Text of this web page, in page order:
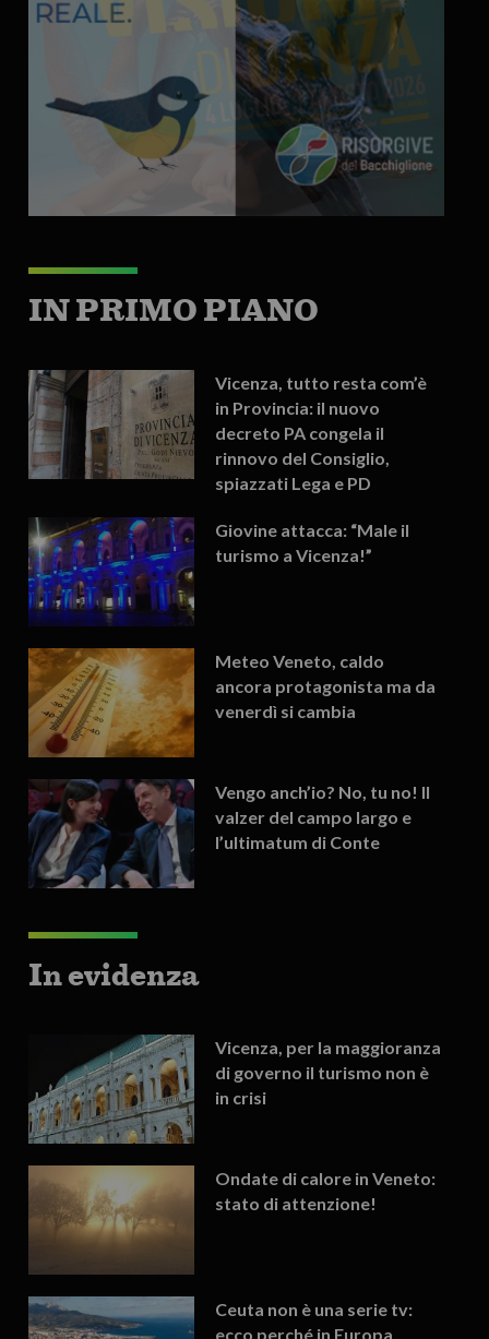
IN PRIMO PIANO
Vicenza, tutto resta com’è
in Provincia: il nuovo
decreto PA congela il
rinnovo del Consiglio,
spiazzati Lega e PD
Giovine attacca: “Male il
turismo a Vicenza!”
Meteo Veneto, caldo
ancora protagonista ma da
venerdì si cambia
Vengo anch’io? No, tu no! Il
valzer del campo largo e
l’ultimatum di Conte
In evidenza
Vicenza, per la maggioranza
di governo il turismo non è
in crisi
Ondate di calore in Veneto:
stato di attenzione!
Ceuta non è una serie tv:
ecco perché in Europa